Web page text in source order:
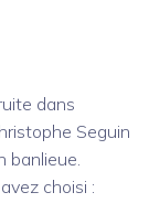
dans
Seguin
banlieue.
choisi :